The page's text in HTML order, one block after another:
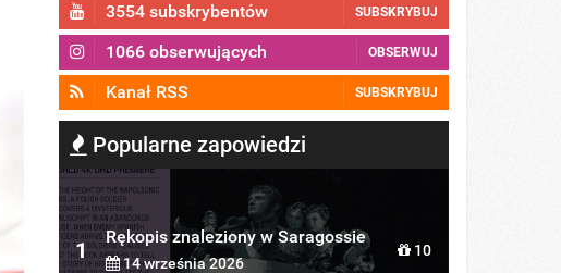
3554 subskrybentów SUBSKRYBUJ
1066 obserwujących OBSERWUJ
Kanał RSS SUBSKRYBUJ
Popularne zapowiedzi
1
Rękopis znaleziony w Saragossie
14 września 2026
10